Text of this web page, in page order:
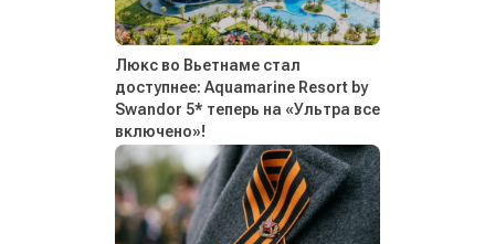
Люкс во Вьетнаме стал
доступнее: Aquamarine Resort by
Swandor 5* теперь на «Ультра все
включено»!